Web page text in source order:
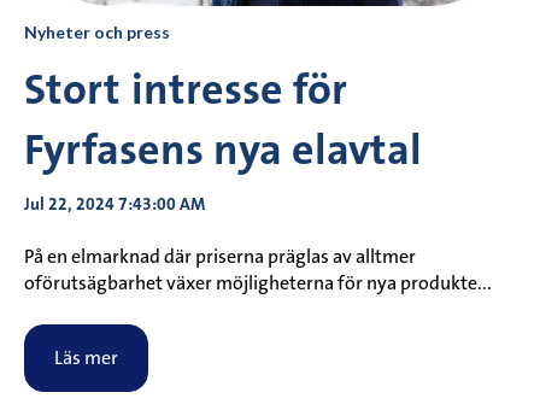
Nyheter och press
Stort intresse för
Fyrfasens nya elavtal
Jul 22, 2024 7:43:00 AM
På en elmarknad där priserna präglas av alltmer
oförutsägbarhet växer möjligheterna för nya produkte...
Läs mer